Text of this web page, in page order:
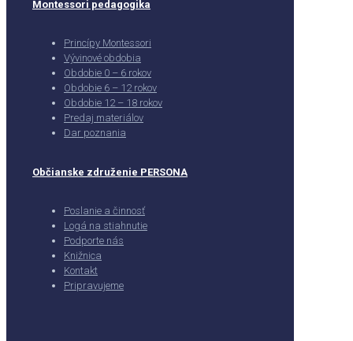
Montessori pedagogika
Princípy Montessori
Vývinové obdobia
Obdobie 0 – 6 rokov
Obdobie 6 – 12 rokov
Obdobie 12 – 18 rokov
Predaj materiálov
Dar poznania
Občianske združenie PERSONA
Poslanie a činnosť
Logá na stiahnutie
Podporte nás
Knižnica
Kontakt
Pripravujeme